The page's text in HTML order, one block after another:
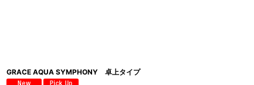
GRACE AQUA SYMPHONY 卓上タイプ